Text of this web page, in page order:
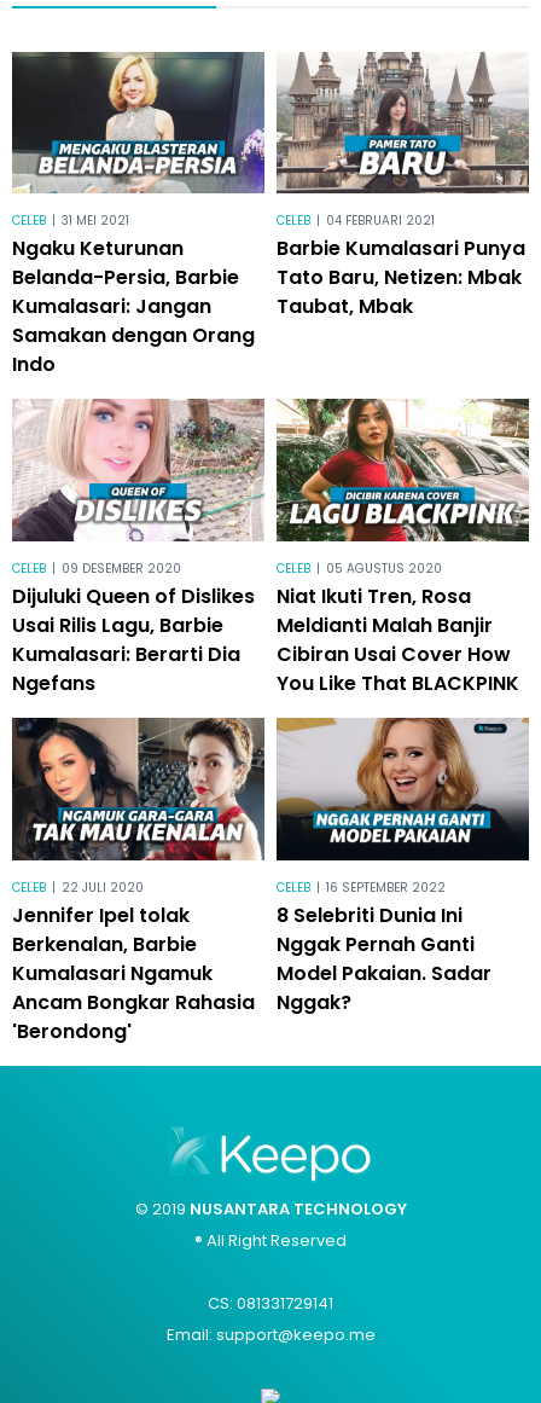
CELEB | 31 MEI 2021
Ngaku Keturunan
Belanda-Persia, Barbie
Kumalasari: Jangan
Samakan dengan Orang
Indo
CELEB | 04 FEBRUARI 2021
Barbie Kumalasari Punya
Tato Baru, Netizen: Mbak
Taubat, Mbak
CELEB | 09 DESEMBER 2020
Dijuluki Queen of Dislikes
Usai Rilis Lagu, Barbie
Kumalasari: Berarti Dia
Ngefans
CELEB | 05 AGUSTUS 2020
Niat Ikuti Tren, Rosa
Meldianti Malah Banjir
Cibiran Usai Cover How
You Like That BLACKPINK
CELEB | 22 JULI 2020
Jennifer Ipel tolak
Berkenalan, Barbie
Kumalasari Ngamuk
Ancam Bongkar Rahasia
'Berondong'
CELEB | 16 SEPTEMBER 2022
8 Selebriti Dunia Ini
Nggak Pernah Ganti
Model Pakaian. Sadar
Nggak?
© 2019 NUSANTARA TECHNOLOGY
® All Right Reserved
CS: 081331729141
Email: support@keepo.me